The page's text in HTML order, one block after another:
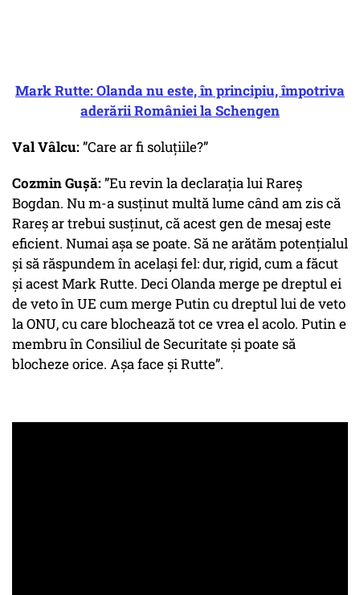
Mark Rutte: Olanda nu este, în principiu, împotriva
aderării României la Schengen
Val Vâlcu:”Care ar fi soluțiile?”
Cozmin Gușă:”Eu revin la declarația lui Rareș
Bogdan. Nu m-a susținut multă lume când am zis că
Rareș ar trebui susținut, că acest gen de mesaj este
eficient. Numai așa se poate. Să ne arătăm potențialul
și să răspundem în același fel: dur, rigid, cum a făcut
și acest Mark Rutte. Deci Olanda merge pe dreptul ei
de veto în UE cum merge Putin cu dreptul lui de veto
la ONU, cu care blochează tot ce vrea el acolo. Putin e
membru în Consiliul de Securitate și poate să
blocheze orice. Așa face și Rutte”.